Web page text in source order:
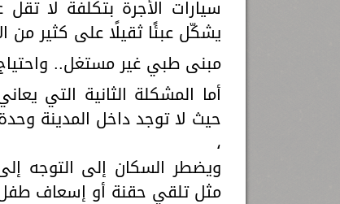
يشكّل عبئًا ثقيلًا على كثير من
مبنى طبي غير مستغل..
أما المشكلة الثانية التي
حيث لا توجد داخل المدينة
،
ويضطر السكان إلى التوجه
مثل تلقي حقنة أو إسعاف